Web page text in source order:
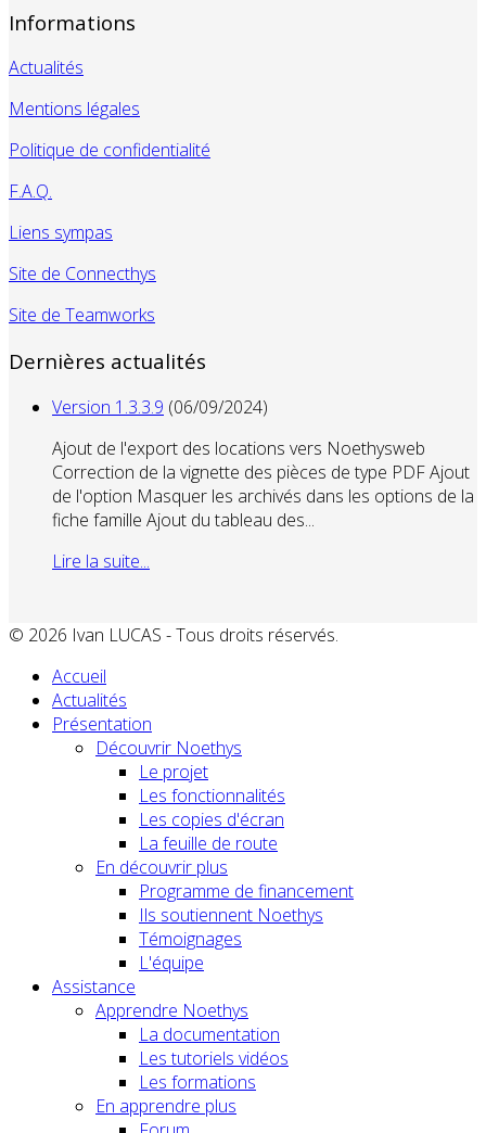
Informations
Actualités
Mentions légales
Politique de confidentialité
F.A.Q.
Liens sympas
Site de Connecthys
Site de Teamworks
Dernières actualités
Version 1.3.3.9 (06/09/2024)
Ajout de l'export des locations vers Noethysweb
Correction de la vignette des pièces de type PDF Ajout
de l'option Masquer les archivés dans les options de la
fiche famille Ajout du tableau des...
Lire la suite...
© 2026 Ivan LUCAS - Tous droits réservés.
Accueil
Actualités
Présentation
Découvrir Noethys
Le projet
Les fonctionnalités
Les copies d'écran
La feuille de route
En découvrir plus
Programme de financement
Ils soutiennent Noethys
Témoignages
L'équipe
Assistance
Apprendre Noethys
La documentation
Les tutoriels vidéos
Les formations
En apprendre plus